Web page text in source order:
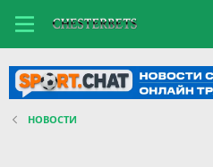
НОВОСТИ